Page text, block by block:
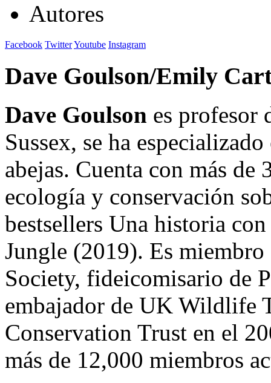
Autores
Facebook TwitterYoutube Instagram
Dave Goulson/Emily
Dave Goulson es profesor
Sussex, se ha
abejas. Cuenta con más
ecología y conservación
bestsellers Una historia
Jungle (2019). Es
Society, fideicomisario de
embajador de UK Wildlife
Conservation Trust en el
más de 12,000 miembros